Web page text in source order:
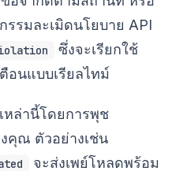
รมละเมิดนโยบาย API
ซึ่งจะเรียกใช้
อนแบบเรียลไทม์
หล่านี้โดยการพุช
คุณ ตัวอย่างเช่น
จะส่งเพย์โหลดพร้อม